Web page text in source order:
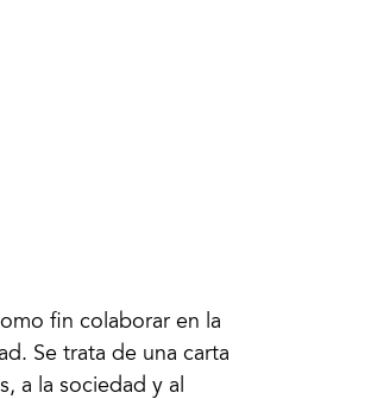
fin colaborar en la
Se trata de una carta
a la sociedad y al